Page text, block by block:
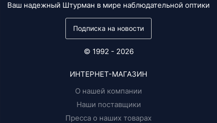
Ваш надежный Штурман в мире наблюдательной оптики
Подписка на новости
© 1992 - 2026
ИНТЕРНЕТ-МАГАЗИН
О нашей компании
Наши поставщики
Пресса о наших товарах